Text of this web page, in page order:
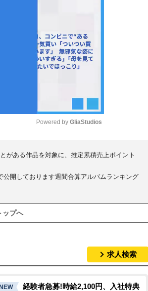
t
Powered by GliaStudios
がある作品を対象に、推定累積売上ポイント
公開しております週間合算アルバムランキング
ップへ
求人検索
NEW
経験者急募!時給2,100円、入社特典